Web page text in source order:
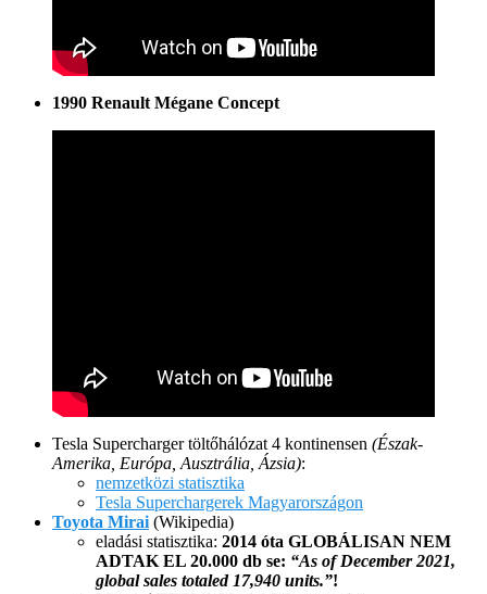
1990 Renault Mégane Concept
Tesla Supercharger töltőhálózat 4 kontinensen (Észak-
Amerika, Európa, Ausztrália, Ázsia):
nemzetközi statisztika
Tesla Superchargerek Magyarországon
Toyota Mirai (Wikipedia)
eladási statisztika: 2014 óta GLOBÁLISAN NEM
ADTAK EL 20.000 db se: “As of December 2021,
global sales totaled 17,940 units.”!